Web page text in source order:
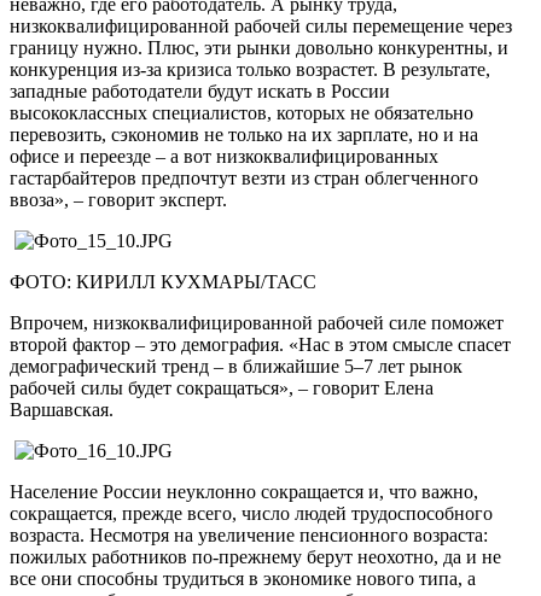
низкоквалифицированной рабочей силы перемещение через
границу нужно. Плюс, эти рынки довольно конкурентны, и
конкуренция из-за кризиса только возрастет. В результате,
западные работодатели будут искать в России
высококлассных специалистов, которых не обязательно
перевозить, сэкономив не только на их зарплате, но и на
офисе и переезде – а вот низкоквалифицированных
гастарбайтеров предпочтут везти из стран облегченного
ввоза», – говорит эксперт.
ФОТО: КИРИЛЛ КУХМАРЫ/ТАСС
Впрочем, низкоквалифицированной рабочей силе поможет
второй фактор – это демография. «Нас в этом смысле спасет
демографический тренд – в ближайшие 5–7 лет рынок
рабочей силы будет сокращаться», – говорит Елена
Варшавская.
Население России неуклонно сокращается и, что важно,
сокращается, прежде всего, число людей трудоспособного
возраста. Несмотря на увеличение пенсионного возраста:
пожилых работников по-прежнему берут неохотно, да и не
все они способны трудиться в экономике нового типа, а